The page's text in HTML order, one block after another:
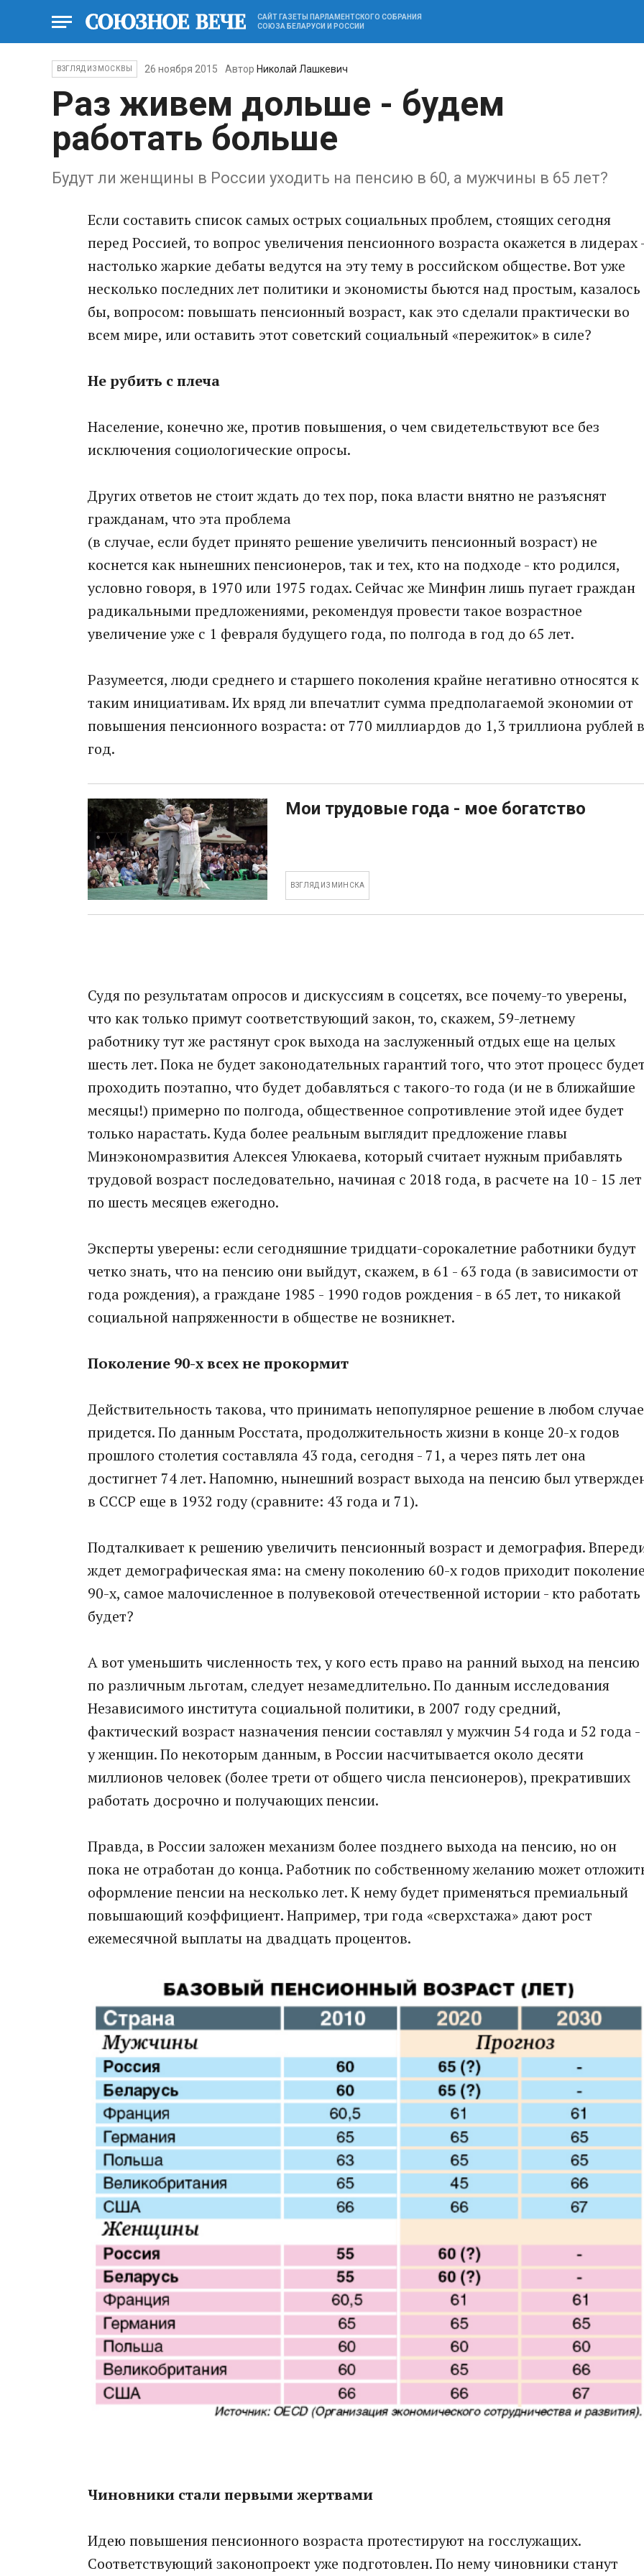
САЙТ ГАЗЕТЫ ПАРЛАМЕНТСКОГО СОБРАНИЯ
СОЮЗА БЕЛАРУСИ И РОССИИ
ВЗГЛЯД ИЗ МОСКВЫ 26 ноября 2015 Автор Николай Лашкевич
Раз живем дольше - будем
работать больше
Будут ли женщины в России уходить на пенсию в 60, а мужчины в 65 лет?
Если составить список самых острых социальных проблем, стоящих сегодня
перед Россией, то вопрос увеличения пенсионного возраста окажется в лидерах
настолько жаркие дебаты ведутся на эту тему в российском обществе. Вот уже
несколько последних лет политики и экономисты бьются над простым, казалось
бы, вопросом: повышать пенсионный возраст, как это сделали практически во
всем мире, или оставить этот советский социальный «пережиток» в силе?
Не рубить с плеча
Население, конечно же, против повышения, о чем свидетельствуют все без
исключения социологические опросы.
Других ответов не стоит ждать до тех пор, пока власти внятно не разъяснят
гражданам, что эта проблема
(в случае, если будет принято решение увеличить пенсионный возраст) не
коснется как нынешних пенсионеров, так и тех, кто на подходе - кто родился,
условно говоря, в 1970 или 1975 годах. Сейчас же Минфин лишь пугает граждан
радикальными предложениями, рекомендуя провести такое возрастное
увеличение уже с 1 февраля будущего года, по полгода в год до 65 лет.
Разумеется, люди среднего и старшего поколения крайне негативно относятся к
таким инициативам. Их вряд ли впечатлит сумма предполагаемой экономии от
повышения пенсионного возраста: от 770 миллиардов до 1,3 триллиона рублей в
год.
Мои трудовые года - мое богатство
ВЗГЛЯД ИЗ МИНСКА
Судя по результатам опросов и дискуссиям в соцсетях, все почему-то уверены,
что как только примут соответствующий закон, то, скажем, 59-летнему
работнику тут же растянут срок выхода на заслуженный отдых еще на целых
шесть лет. Пока не будет законодательных гарантий того, что этот процесс будет
проходить поэтапно, что будет добавляться с такого-то года (и не в ближайшие
месяцы!) примерно по полгода, общественное сопротивление этой идее будет
только нарастать. Куда более реальным выглядит предложение главы
Минэкономразвития Алексея Улюкаева, который считает нужным прибавлять
трудовой возраст последовательно, начиная с 2018 года, в расчете на 10 - 15 лет
по шесть месяцев ежегодно.
Эксперты уверены: если сегодняшние тридцати-сорокалетние работники будут
четко знать, что на пенсию они выйдут, скажем, в 61 - 63 года (в зависимости от
года рождения), а граждане 1985 - 1990 годов рождения - в 65 лет, то никакой
социальной напряженности в обществе не возникнет.
Поколение 90-х всех не прокормит
Действительность такова, что принимать непопулярное решение в любом случае
придется. По данным Росстата, продолжительность жизни в конце 20-х годов
прошлого столетия составляла 43 года, сегодня - 71, а через пять лет она
достигнет 74 лет. Напомню, нынешний возраст выхода на пенсию был
в СССР еще в 1932 году (сравните: 43 года и 71).
Подталкивает к решению увеличить пенсионный возраст и демография.
ждет демографическая яма: на смену поколению 60-х годов приходит поколение
90-х, самое малочисленное в полувековой отечественной истории - кто работать
будет?
А вот уменьшить численность тех, у кого есть право на ранний выход на пенсию
по различным льготам, следует незамедлительно. По данным исследования
Независимого института социальной политики, в 2007 году средний,
фактический возраст назначения пенсии составлял у мужчин 54 года и 52 года -
у женщин. По некоторым данным, в России насчитывается около десяти
миллионов человек (более трети от общего числа пенсионеров), прекративших
работать досрочно и получающих пенсии.
Правда, в России заложен механизм более позднего выхода на пенсию, но он
пока не отработан до конца. Работник по собственному желанию может
оформление пенсии на несколько лет. К нему будет применяться премиальный
повышающий коэффициент. Например, три года «сверхстажа» дают рост
ежемесячной выплаты на двадцать процентов.
Чиновники стали первыми жертвами
Идею повышения пенсионного возраста протестируют на госслужащих.
Соответствующий законопроект уже подготовлен. По нему чиновники станут